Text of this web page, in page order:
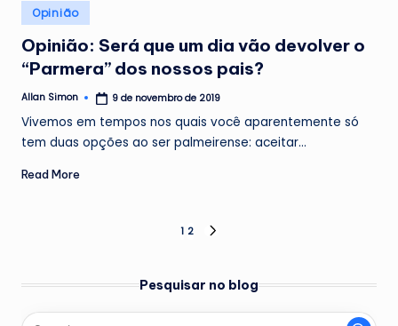
Posted
in
Opinião
Opinião: Será que um dia vão devolver o
“Parmera” dos nossos pais?
Posted
Allan Simon 9 de novembro de 2019
Vivemos em tempos nos quais você aparentemente só
tem duas opções ao ser palmeirense: aceitar…
Read More
posts
1 2
Pesquisar no blog